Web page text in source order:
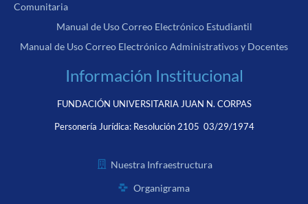
Comunitaria
Manual de Uso Correo Electrónico Estudiantil
Manual de Uso Correo Electrónico Administrativos y Docentes
Información Institucional
FUNDACIÓN UNIVERSITARIA JUAN N. CORPAS
Personería Jurídica: Resolución 2105 03/29/1974
Nuestra Infraestructura
Organigrama